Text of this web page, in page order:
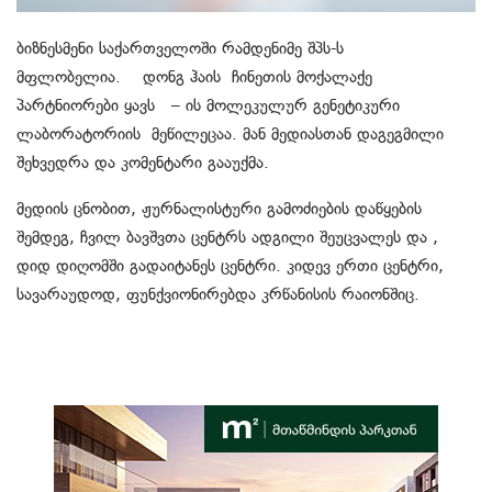
ბიზნესმენი საქართველოში რამდენიმე შპს-ს
მფლობელია. დონგ ჰაის ჩინეთის მოქალაქე
პარტნიორები ყავს – ის მოლეკულურ გენეტიკური
ლაბორატორიის მეწილეცაა. მან მედიასთან დაგეგმილი
შეხვედრა და კომენტარი გააუქმა.
მედიის ცნობით, ჟურნალისტური გამოძიების დაწყების
შემდეგ, ჩვილ ბავშვთა ცენტრს ადგილი შეუცვალეს და ,
დიდ დიღომში გადაიტანეს ცენტრი. კიდევ ერთი ცენტრი,
სავარაუდოდ, ფუნქვიონირებდა კრწანისის რაიონშიც.